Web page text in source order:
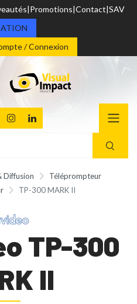
Promotions Contact SAV
/ Connexion
Diffusion
Téléprompteur
TP-300 MARK II
TP-300
II